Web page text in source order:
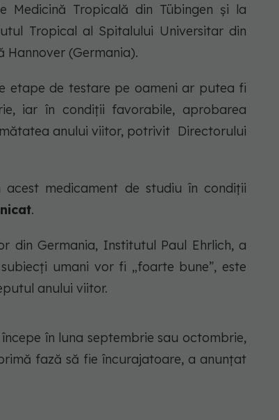
Tropicală din Tübingen și la
Tropical al Spitalului Universitar din
Hannover (Germania).
etape de testare pe oameni ar putea fi
iar în condiţii favorabile, aprobarea
anului viitor, potrivit Directorului
medicament de studiu în condiții
.
din Germania, Institutul Paul Ehrlich, a
umani vor fi „foarte bune”, este
anului viitor.
în luna septembrie sau octombrie,
fază să fie încurajatoare, a anunțat